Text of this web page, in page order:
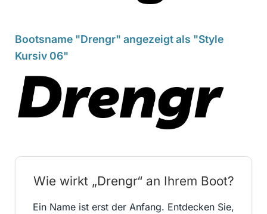
Bootsname "Drengr" angezeigt als "Style
Kursiv 06"
Wie wirkt „Drengr“ an Ihrem Boot?
Ein Name ist erst der Anfang. Entdecken Sie,